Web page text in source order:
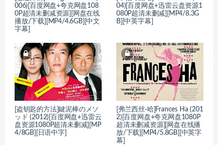
006)[百度网盘+夸克网盘108
0P超清未删减资源][网盘在线
播放/下载][MP4/4.6GB][中文
字幕]
04)[百度网盘+迅雷云盘资源1
080P超清未删减][MP4/8.3G
B][中英字幕]
[盗钥匙的方法]鍵泥棒のメソ
ッド (2012)[百度网盘+迅雷云
盘资源1080P超清未删减][MP
4/8GB][日语中字]
[弗兰西丝·哈]Frances Ha (201
2)[百度网盘+夸克网盘1080P
超清未删减资源][网盘在线播
放/下载][MP4/5.8GB][中英字
幕]